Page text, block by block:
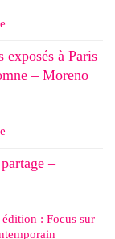
à Paris
– Moreno
–
: Focus sur